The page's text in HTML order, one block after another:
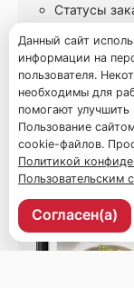
Статусы
Данный сайт
информации на
пользователя.
необходимы для
помогают улучшить
Пользование
cookie-файлов.
Политикой
Пользовательским
Согласен(а)